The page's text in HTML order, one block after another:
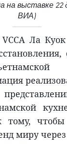
на выставке 22
ВИА)
Ла
тому, чтобы
миру